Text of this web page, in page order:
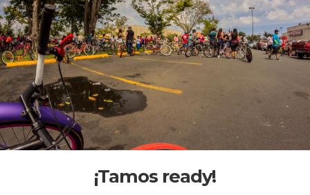
¡Tamos ready!